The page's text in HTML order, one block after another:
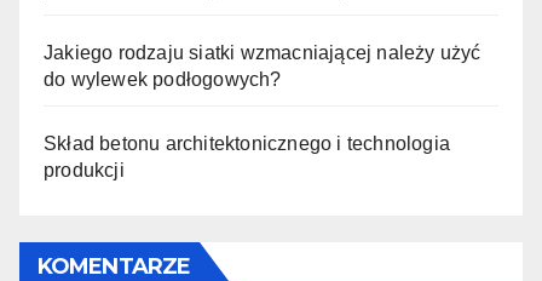
Jakiego rodzaju siatki wzmacniającej należy użyć
do wylewek podłogowych?
Skład betonu architektonicznego i technologia
produkcji
KOMENTARZE